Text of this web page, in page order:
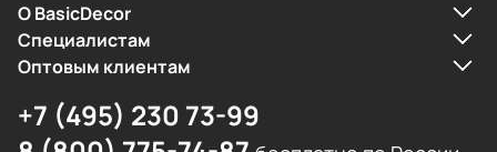
О BasicDecor
Cпециалистам
Оптовым клиентам
+7 (495) 230 73-99